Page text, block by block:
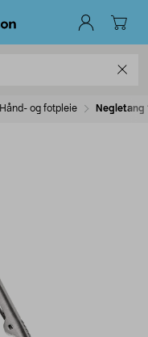
Hånd- og fotpleie Negletang